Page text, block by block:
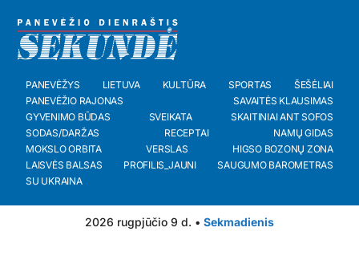
PANEVĖŽYS LIETUVA KULTŪRA SPORTAS
ŠEŠĖLIAI
PANEVĖŽIO RAJONAS
SAVAITĖS KLAUSIMAS
GYVENIMO BŪDAS
SVEIKATA
SKAITINIAI ANT SOFOS
SODAS/DARŽAS
RECEPTAI
NAMŲ GIDAS
MOKSLO ORBITA
VERSLAS
HIGSO BOZONŲ ZONA
LAISVĖS BALSAS
PROFILIS_JAUNI
SAUGUMO BAROMETRAS
SU UKRAINA
2026 rugpjūčio 9 d. • Sekmadienis